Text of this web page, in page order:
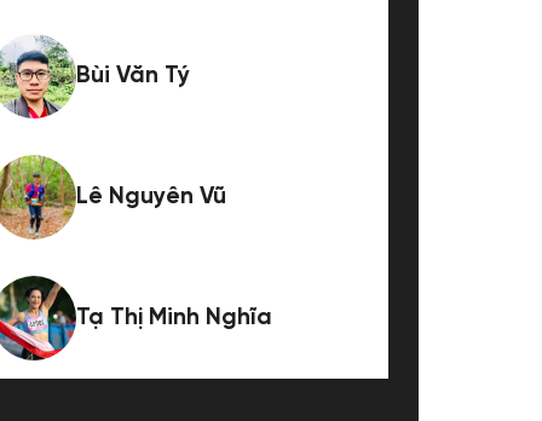
Bùi Văn Tý
Lê Nguyên Vũ
Tạ Thị Minh Nghĩa